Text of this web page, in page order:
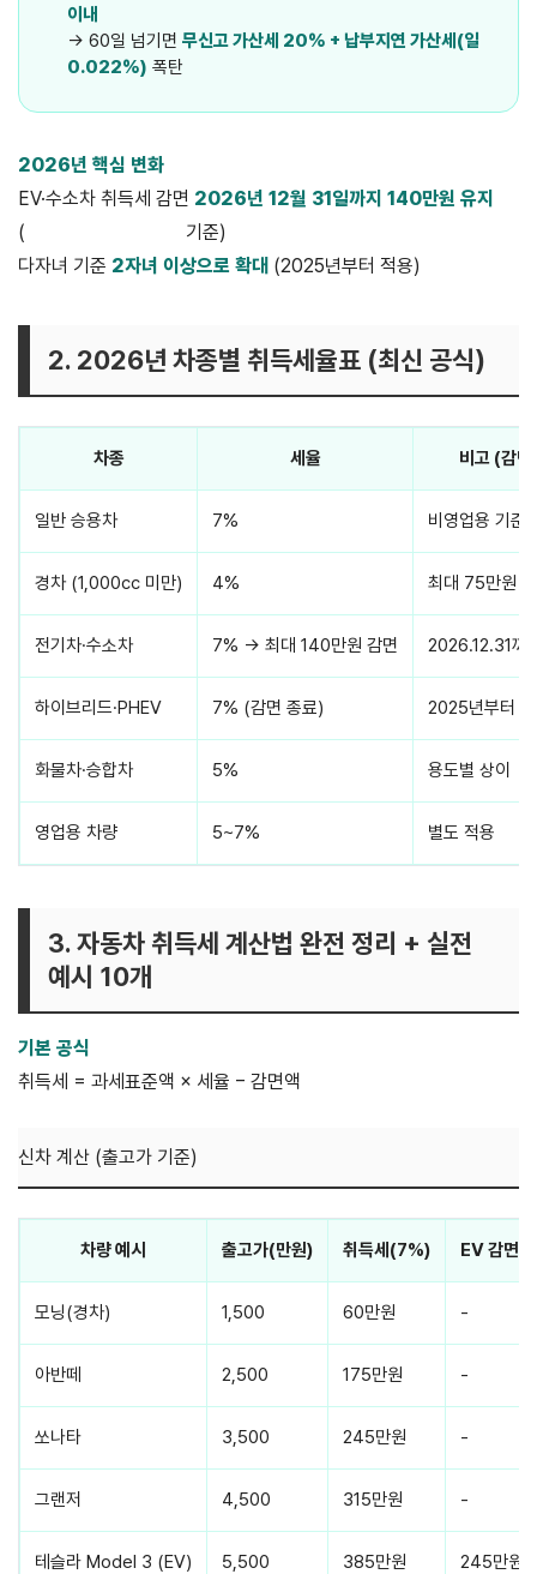
이내
→ 60일 넘기면 무신고 가산세 20% + 납부지연 가산세(일
0.022%) 폭탄
2026년 핵심 변화
EV·수소차 취득세 감면 2026년 12월 31일까지 140만원 유지
(
기준)
다자녀 기준 2자녀 이상으로 확대 (2025년부터 적용)
2. 2026년 차종별 취득세율표 (최신 공식)
차종 세율 비고 (감면
일반 승용차 7% 비영업용 기준
경차 (1,000cc 미만) 4% 최대 75만원
전기차·수소차 7% → 최대 140만원 감면 2026.12.31까
하이브리드·PHEV 7% (감면 종료) 2025년부터
화물차·승합차 5% 용도별 상이
영업용 차량 5~7% 별도 적용
3. 자동차 취득세 계산법 완전 정리 + 실전
예시 10개
기본 공식
취득세 = 과세표준액 × 세율 − 감면액
신차 계산 (출고가 기준)
차량 예시 출고가(만원) 취득세(7%) EV 감면 후
모닝(경차) 1,500 60만원 -
아반떼 2,500 175만원 -
쏘나타 3,500 245만원 -
그랜저 4,500 315만원 -
테슬라 Model 3 (EV) 5,500 385만원 245만원